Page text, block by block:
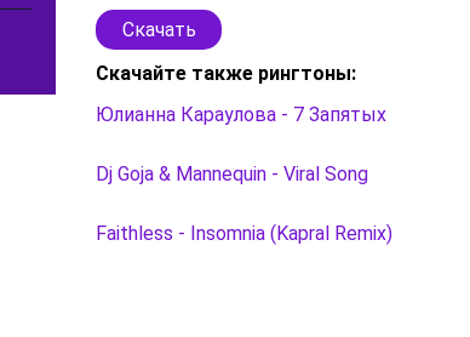
Скачать
Скачайте также рингтоны:
Юлианна Караулова - 7 Запятых
Dj Goja & Mannequin - Viral Song
Faithless - Insomnia (Kapral Remix)